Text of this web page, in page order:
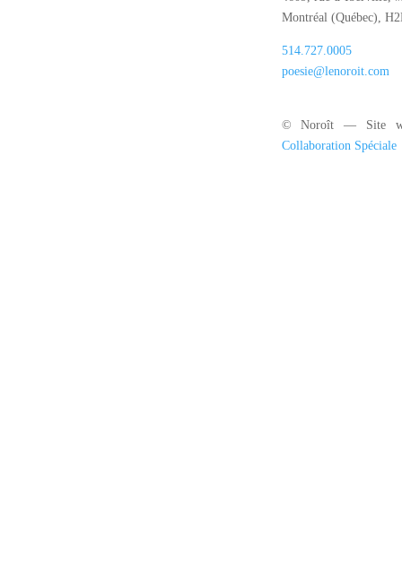
Montréal (Québec),
514.727.0005
poesie@lenoroit.com
© Noroît — Site
Collaboration Spéciale